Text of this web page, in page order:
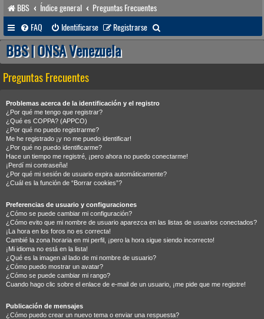
BBS Índice general
Preguntas Frecuentes
FAQ
Identificarse Registrarse
u
BBS | ONSA Venezuela
Preguntas Frecuentes
Problemas acerca de la identificación y el registro
¿Por qué me tengo que registrar?
¿Qué es COPPA? (APPCO)
¿Por qué no puedo registrarme?
Me he registrado ¡y no me puedo identificar!
¿Por qué no puedo identificarme?
Hace un tiempo me registré, ¡pero ahora no puedo conectarme!
¡Perdí mi contraseña!
¿Por qué mi sesión de usuario expira automáticamente?
¿Cuál es la función de “Borrar cookies”?
Preferencias de usuario y configuraciones
¿Cómo se puede cambiar mi configuración?
¿Cómo evito que mi nombre de usuario aparezca en las listas de usuarios conectados?
¡La hora en los foros no es correcta!
Cambié la zona horaria en mi perfil, ¡pero la hora sigue siendo incorrecto!
¡Mi idioma no está en la lista!
¿Qué es la imagen al lado de mi nombre de usuario?
¿Cómo puedo mostrar un avatar?
¿Cómo se puede cambiar mi rango?
Cuando hago clic sobre el enlace de e-mail de un usuario, ¡me pide que me registre!
Publicación de mensajes
¿Cómo puedo crear un nuevo tema o enviar una respuesta?